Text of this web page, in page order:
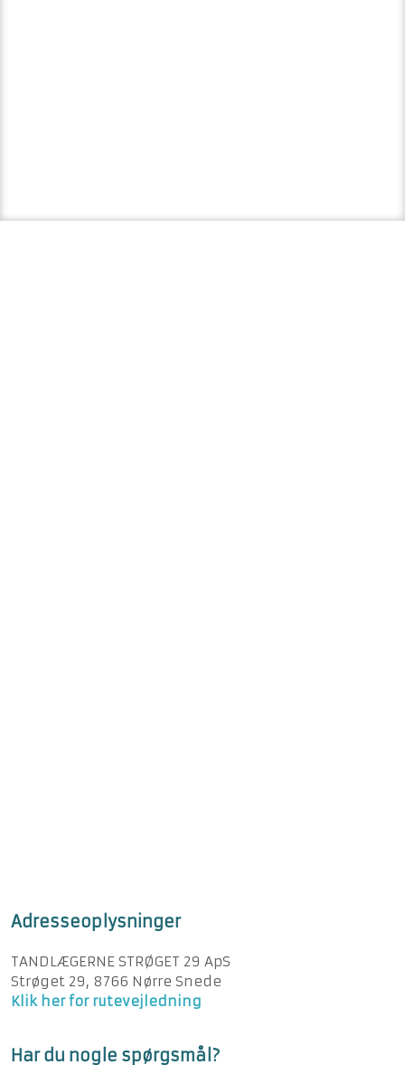
Adresseoplysninger
TANDLÆGERNE STRØGET 29 ApS
Strøget 29, 8766 Nørre Snede
Klik her for rutevejledning
Har du nogle spørgsmål?